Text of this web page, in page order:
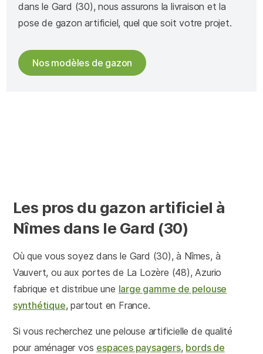
dans le Gard (30), nous assurons la livraison et la
pose de gazon artificiel, quel que soit votre projet.
Nos modèles de gazon
Les pros du gazon artificiel à
Nîmes dans le Gard (30)
Où que vous soyez dans le Gard (30), à Nîmes, à
Vauvert, ou aux portes de La Lozère (48), Azurio
fabrique et distribue une large gamme de pelouse
synthétique, partout en France.
Si vous recherchez une pelouse artificielle de qualité
pour aménager vos espaces paysagers, bords de